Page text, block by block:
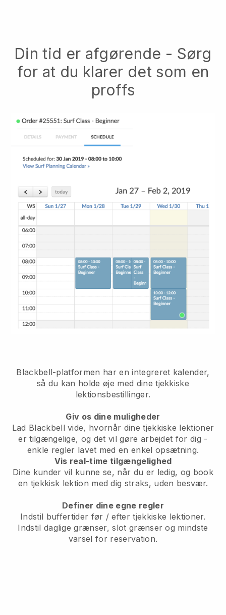
Din tid er afgørende - Sørg
for at du klarer det som en
proffs
Blackbell-platformen haren integreret kalender,
så du kan holde øje med dine tjekkiske
lektionsbestillinger.
Giv os dine muligheder
Lad Blackbell vide, hvornår dine tjekkiske lektioner
er tilgængelige, og det vil gøre arbejdet for dig -
enkle regler lavet med en enkel opsætning.
Vis real-time tilgængelighed
Dine kunder vil kunne se, når du er ledig, og book
en tjekkisk lektion med dig straks, uden besvær.
Definer dine egne regler
Indstil buffertider før / efter tjekkiske lektioner.
Indstil daglige grænser, slot grænser og mindste
varsel for reservation.